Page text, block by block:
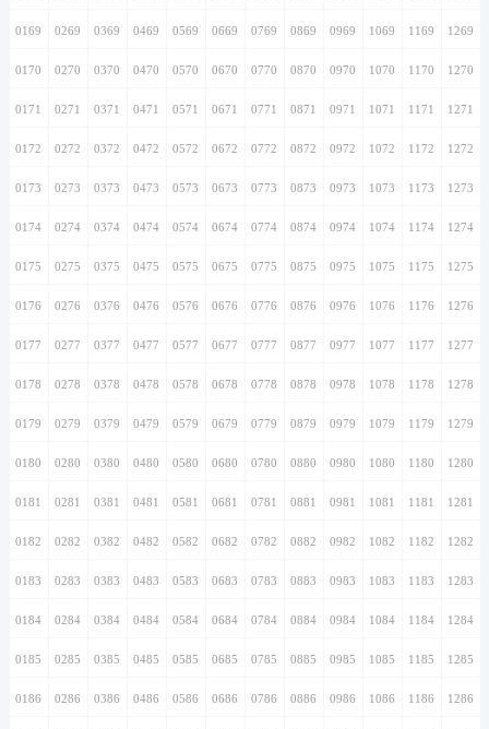
0169 0269 0369 0469 0569 0669 0769 0869 0969 1069 1169 1269
0170 0270 0370 0470 0570 0670 0770 0870 0970 1070 1170 1270
0171 0271 0371 0471 0571 0671 0771 0871 0971 1071 1171 1271
0172 0272 0372 0472 0572 0672 0772 0872 0972 1072 1172 1272
0173 0273 0373 0473 0573 0673 0773 0873 0973 1073 1173 1273
0174 0274 0374 0474 0574 0674 0774 0874 0974 1074 1174 1274
0175 0275 0375 0475 0575 0675 0775 0875 0975 1075 1175 1275
0176 0276 0376 0476 0576 0676 0776 0876 0976 1076 1176 1276
0177 0277 0377 0477 0577 0677 0777 0877 0977 1077 1177 1277
0178 0278 0378 0478 0578 0678 0778 0878 0978 1078 1178 1278
0179 0279 0379 0479 0579 0679 0779 0879 0979 1079 1179 1279
0180 0280 0380 0480 0580 0680 0780 0880 0980 1080 1180 1280
0181 0281 0381 0481 0581 0681 0781 0881 0981 1081 1181 1281
0182 0282 0382 0482 0582 0682 0782 0882 0982 1082 1182 1282
0183 0283 0383 0483 0583 0683 0783 0883 0983 1083 1183 1283
0184 0284 0384 0484 0584 0684 0784 0884 0984 1084 1184 1284
0185 0285 0385 0485 0585 0685 0785 0885 0985 1085 1185 1285
0186 0286 0386 0486 0586 0686 0786 0886 0986 1086 1186 1286